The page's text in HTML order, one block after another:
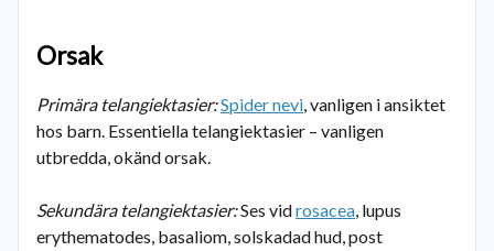
Orsak
Primära telangiektasier:Spider nevi, vanligen i ansiktet
hos barn. Essentiella telangiektasier – vanligen
utbredda, okänd orsak.
Sekundära telangiektasier:Ses vidrosacea, lupus
erythematodes, basaliom, solskadad hud, post